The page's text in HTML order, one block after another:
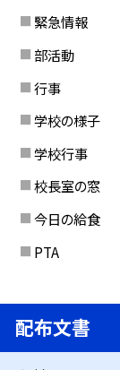
緊急情報
部活動
行事
学校の様子
学校行事
校長室の窓
今日の給食
PTA
配布文書